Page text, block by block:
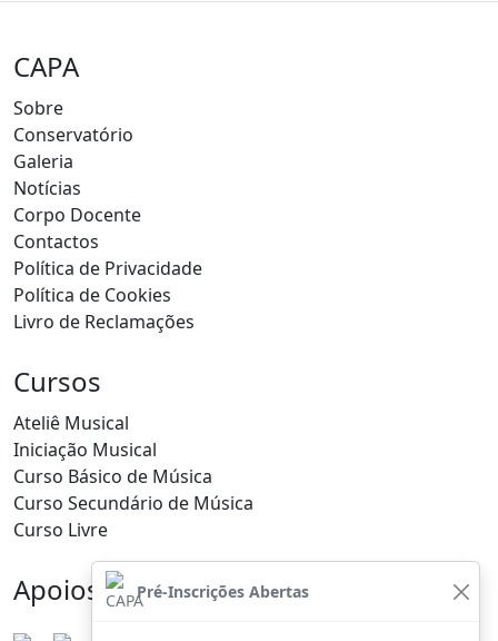
CAPA
Sobre
Conservatório
Galeria
Notícias
Corpo Docente
Contactos
Política de Privacidade
Política de Cookies
Livro de Reclamações
Cursos
Ateliê Musical
Iniciação Musical
Curso Básico de Música
Curso Secundário de Música
Curso Livre
Apoios Pré-Inscrições Abertas